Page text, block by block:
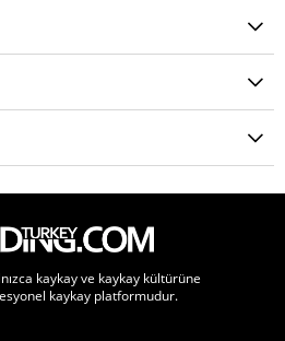
kaykay ve kaykay kültürüne
kaykay platformudur.